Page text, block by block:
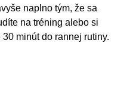
naplno tým, že sa
na tréning alebo si
30 minút do rannej rutiny.